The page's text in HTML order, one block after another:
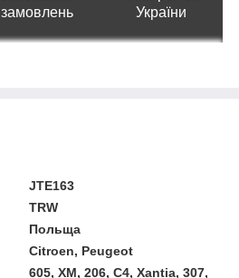
замовлень
України
JTE163
TRW
Польща
Citroen, Peugeot
605, XM, 206, C4, Xantia, 307,